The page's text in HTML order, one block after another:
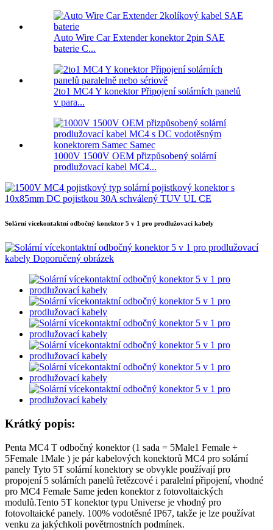
Auto Wire Car Extender konektor 2pin SAE
baterie C...
2to1 MC4 Y konektor Připojení solárních panelů
v para...
1000V 1500V OEM přizpůsobený solární
prodlužovací kabel MC4...
Solární vícekontaktní odbočný konektor 5 v 1 pro prodlužovací kabely
Krátký popis:
Penta MC4 T odbočný konektor (1 sada = 5Male1 Female +
5Female 1Male ) je pár kabelových konektorů MC4 pro solární
panely Tyto 5T solární konektory se obvykle používají pro
propojení 5 solárních panelů řetězcové i paralelní připojení, vhodné
pro MC4 Female Same jeden konektor z fotovoltaických
modulů.Tento 5T konektor typu Universe je vhodný pro
fotovoltaické panely. 100% vodotěsné IP67, takže je lze používat
venku za jakýchkoli povětrnostních podmínek.